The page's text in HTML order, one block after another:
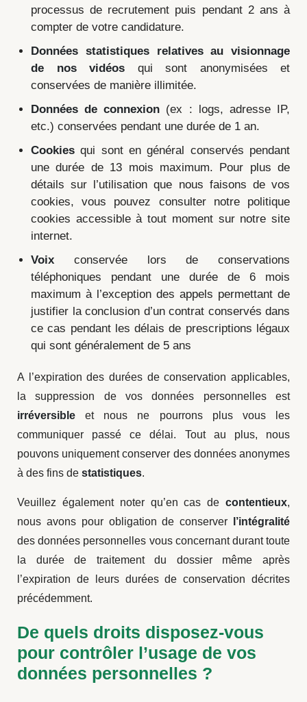
processus de recrutement puis pendant 2 ans à
compter de votre candidature.
Données statistiques relatives au visionnage
de nos vidéos qui sont anonymisées et
conservées de manière illimitée.
Données de connexion (ex : logs, adresse IP,
etc.) conservées pendant une durée de 1 an.
Cookies qui sont en général conservés pendant
une durée de 13 mois maximum. Pour plus de
détails sur l’utilisation que nous faisons de vos
cookies, vous pouvez consulter notre politique
cookies accessible à tout moment sur notre site
internet.
Voix conservée lors de conservations
téléphoniques pendant une durée de 6 mois
maximum à l’exception des appels permettant de
justifier la conclusion d’un contrat conservés dans
ce cas pendant les délais de prescriptions légaux
qui sont généralement de 5 ans
A l’expiration des durées de conservation applicables,
la suppression de vos données personnelles est
irréversible et nous ne pourrons plus vous les
communiquer passé ce délai. Tout au plus, nous
pouvons uniquement conserver des données anonymes
à des fins de statistiques.
Veuillez également noter qu’en cas de contentieux,
nous avons pour obligation de conserver
l’intégralité
des données personnelles vous concernant durant toute
la durée de traitement du dossier même après
l’expiration de leurs durées de conservation décrites
précédemment.
De quels droits disposez-vous
pour contrôler l’usage de vos
données personnelles ?